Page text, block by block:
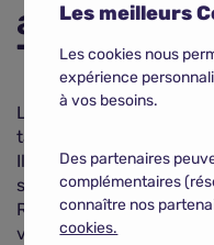
assurance
Talisman ?
Le tableau ci-dessous
tarifs en fonction des
Il vous permet de
sélectionner la formule
Renault Talisman, en
vos besoins en matière
Les meilleurs
Les cookies nous
expérience
à vos besoins.
Des partenaires
complémentaires
connaître nos
cookies.